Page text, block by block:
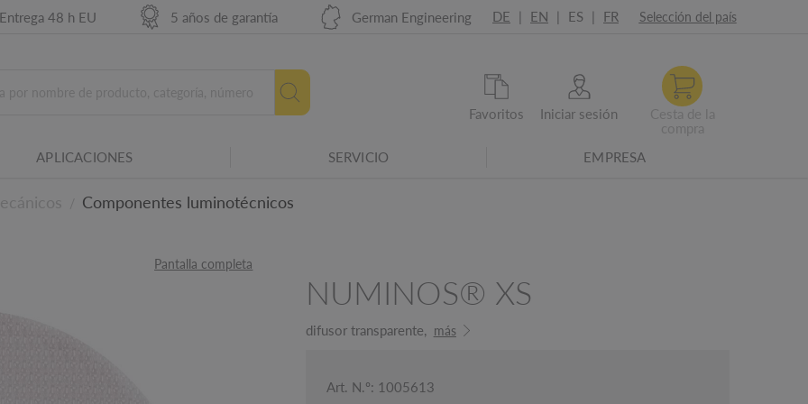
Entrega 48 h EU 5 años de garantía German Engineering DE | EN | ES | FR Selección del país
Favoritos Iniciar sesión
APLICACIONES SERVICIO EMPRESA
Componentes luminotécnicos
Pantalla completa
NUMINOS® XS
difusor transparente, más
Art. N.º: 1005613